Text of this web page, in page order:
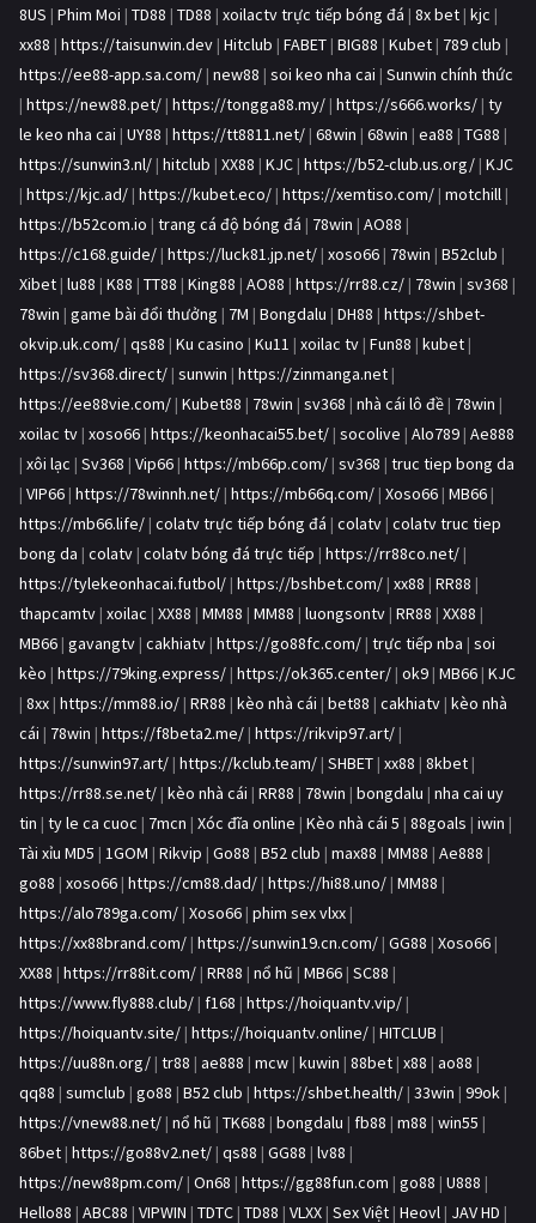
8US | Phim Moi | TD88 | TD88 | xoilactv trực tiếp bóng đá | 8x bet | kjc |
xx88 | https://taisunwin.dev | Hitclub | FABET | BIG88 | Kubet | 789 club |
https://ee88-app.sa.com/ | new88 | soi keo nha cai | Sunwin chính thức
| https://new88.pet/ | https://tongga88.my/ | https://s666.works/ | ty
le keo nha cai | UY88 | https://tt8811.net/ | 68win | 68win | ea88 | TG88 |
https://sunwin3.nl/ | hitclub | XX88 | KJC | https://b52-club.us.org/ | KJC
| https://kjc.ad/ | https://kubet.eco/ | https://xemtiso.com/ | motchill |
https://b52com.io | trang cá độ bóng đá | 78win | AO88 |
https://c168.guide/ | https://luck81.jp.net/ | xoso66 | 78win | B52club |
Xibet | lu88 | K88 | TT88 | King88 | AO88 | https://rr88.cz/ | 78win | sv368 |
78win | game bài đổi thưởng | 7M | Bongdalu | DH88 | https://shbet-
okvip.uk.com/ | qs88 | Ku casino | Ku11 | xoilac tv | Fun88 | kubet |
https://sv368.direct/ | sunwin | https://zinmanga.net |
https://ee88vie.com/ | Kubet88 | 78win | sv368 | nhà cái lô đề | 78win |
xoilac tv | xoso66 | https://keonhacai55.bet/ | socolive | Alo789 | Ae888
| xôi lạc | Sv368 | Vip66 | https://mb66p.com/ | sv368 | truc tiep bong da
| VIP66 | https://78winnh.net/ | https://mb66q.com/ | Xoso66 | MB66 |
https://mb66.life/ | colatv trực tiếp bóng đá | colatv | colatv truc tiep
bong da | colatv | colatv bóng đá trực tiếp | https://rr88co.net/ |
https://tylekeonhacai.futbol/ | https://bshbet.com/ | xx88 | RR88 |
thapcamtv | xoilac | XX88 | MM88 | MM88 | luongsontv | RR88 | XX88 |
MB66 | gavangtv | cakhiatv | https://go88fc.com/ | trực tiếp nba | soi
kèo | https://79king.express/ | https://ok365.center/ | ok9 | MB66 | KJC
| 8xx | https://mm88.io/ | RR88 | kèo nhà cái | bet88 | cakhiatv | kèo nhà
cái | 78win | https://f8beta2.me/ | https://rikvip97.art/ |
https://sunwin97.art/ | https://kclub.team/ | SHBET | xx88 | 8kbet |
https://rr88.se.net/ | kèo nhà cái | RR88 | 78win | bongdalu | nha cai uy
tin | ty le ca cuoc | 7mcn | Xóc đĩa online | Kèo nhà cái 5 | 88goals | iwin |
Tài xỉu MD5 | 1GOM | Rikvip | Go88 | B52 club | max88 | MM88 | Ae888 |
go88 | xoso66 | https://cm88.dad/ | https://hi88.uno/ | MM88 |
https://alo789ga.com/ | Xoso66 | phim sex vlxx |
https://xx88brand.com/ | https://sunwin19.cn.com/ | GG88 | Xoso66 |
XX88 | https://rr88it.com/ | RR88 | nổ hũ | MB66 | SC88 |
https://www.fly888.club/ | f168 | https://hoiquantv.vip/ |
https://hoiquantv.site/ | https://hoiquantv.online/ | HITCLUB |
https://uu88n.org/ | tr88 | ae888 | mcw | kuwin | 88bet | x88 | ao88 |
qq88 | sumclub | go88 | B52 club | https://shbet.health/ | 33win | 99ok |
https://vnew88.net/ | nổ hũ | TK688 | bongdalu | fb88 | m88 | win55 |
86bet | https://go88v2.net/ | qs88 | GG88 | lv88 |
https://new88pm.com/ | On68 | https://gg88fun.com | go88 | U888 |
Hello88 | ABC88 | VIPWIN | TDTC | TD88 | VLXX | Sex Việt | Heovl | JAV HD |